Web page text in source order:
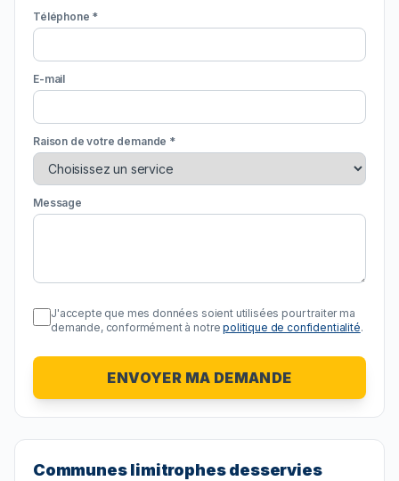
Téléphone *
E-mail
Raison de votre demande *
Message
J'accepte que mes données soient utilisées pour traiter ma
demande, conformément à notre politique de confidentialité.
ENVOYER MA DEMANDE
Communes limitrophes desservies